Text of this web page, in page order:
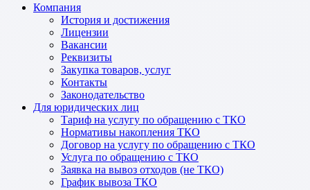
Компания
История и достижения
Лицензии
Вакансии
Реквизиты
Закупка товаров, услуг
Контакты
Законодательство
Для юридических лиц
Тариф на услугу по обращению с ТКО
Нормативы накопления ТКО
Договор на услугу по обращению с ТКО
Услуга по обращению с ТКО
Заявка на вывоз отходов (не ТКО)
График вывоза ТКО